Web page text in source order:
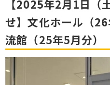
【2025年2月1日（
せ】文化ホール（
流館（25年5月分）